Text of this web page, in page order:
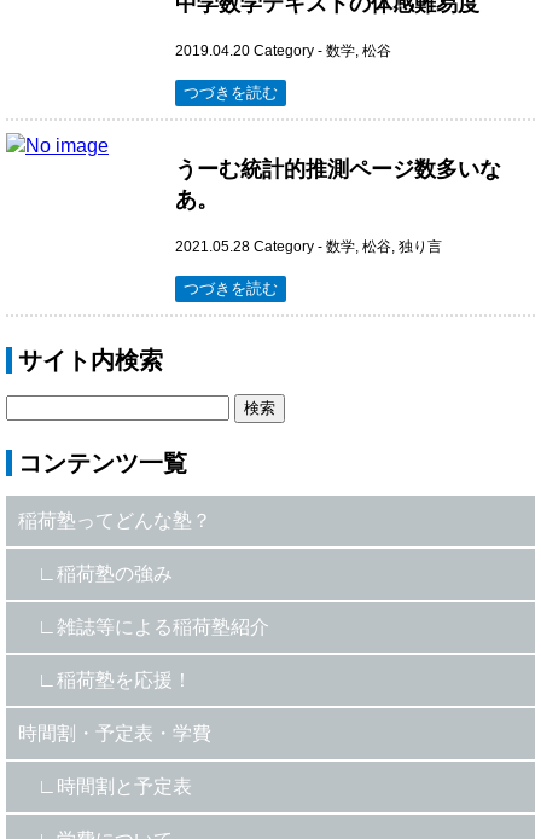
2019.04.20 Category - 数学, 松谷
つづきを読む
うーむ統計的推測ページ数多いな
あ。
2021.05.28 Category - 数学, 松谷, 独り言
つづきを読む
サイト内検索
コンテンツ一覧
稲荷塾ってどんな塾？
稲荷塾の強み
雑誌等による稲荷塾紹介
稲荷塾を応援！
時間割・予定表・学費
時間割と予定表